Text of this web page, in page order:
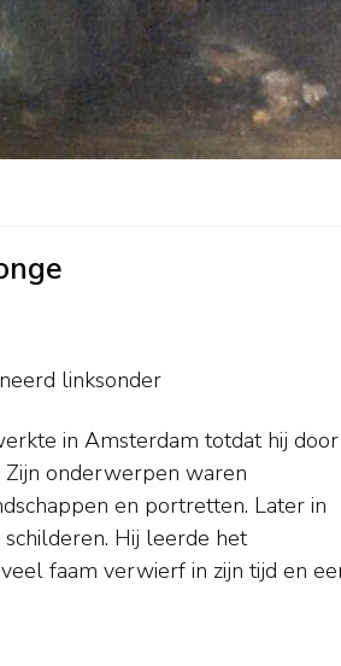
linksonder
in Amsterdam totdat hij door
onderwerpen waren
en portretten. Later in
Hij leerde het
faam verwierf in zijn tijd en
hij aan de Rijksacademie in
en Nicolaas van der
der Tonge zich in Laren, waar
was hij medeoprichter van